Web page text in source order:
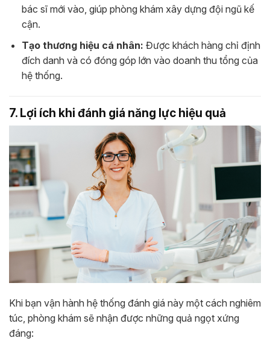
bác sĩ mới vào, giúp phòng khám xây dựng đội ngũ kế
cận.
Tạo thương hiệu cá nhân: Được khách hàng chỉ định
đích danh và có đóng góp lớn vào doanh thu tổng của
hệ thống.
7. Lợi ích khi đánh giá năng lực hiệu quả
Khi bạn vận hành hệ thống đánh giá này một cách nghiêm
túc, phòng khám sẽ nhận được những quả ngọt xứng
đáng: